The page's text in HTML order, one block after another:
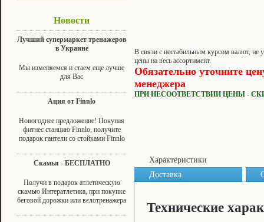
Новости
Лучший супермаркет тренажеров
в Украине
Мы изменяемся и стаем еще лучше
для Вас
Ация от Finnlo
Новогоднее предложение! Покупая
фитнес станцию Finnlo, получите
подарок гантели со стойками Finnlo
Скамья - БЕСПЛАТНО
Получи в подарок атлетическую
скамью Интератлетика, при покупке
беговой дорожки или велотренажера
В связи с нестабильным курсом валют, не
цены на весь ассортимент.
Обязательно уточните
менеджера
ПРИ НЕСООТВЕТСТВИИ ЦЕНЫ -
Характеристики
Доставка
Технические